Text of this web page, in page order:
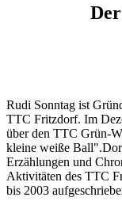
Rudi Sonntag ist
TTC Fritzdorf. Im
über den TTC Grün-
kleine weiße
Erzählungen und
Aktivitäten des TTC
bis 2003